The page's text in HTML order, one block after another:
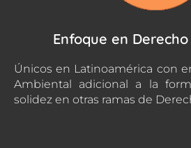
Enfoque en
Únicos en Latinoamérica con
Ambiental adicional a la
solidez en otras ramas de